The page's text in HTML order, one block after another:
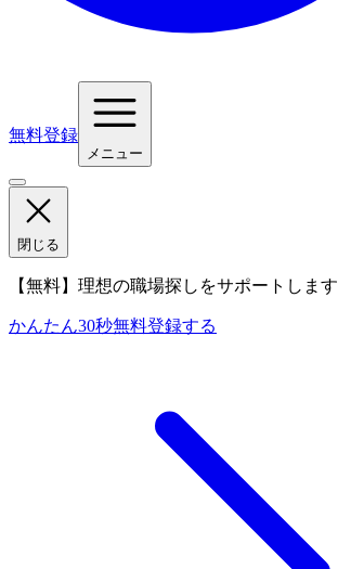
無料登録
メニュー
閉じる
【無料】理想の職場探しをサポートします
かんたん30秒無料登録する